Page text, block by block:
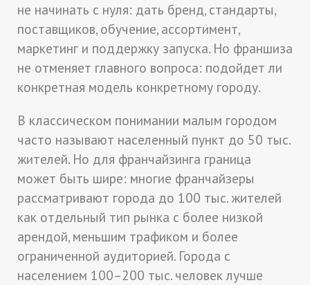
не начинать с нуля: дать бренд, стандарты,
поставщиков, обучение, ассортимент,
маркетинг и поддержку запуска. Но франшиза
не отменяет главного вопроса: подойдет ли
конкретная модель конкретному городу.
В классическом понимании малым городом
часто называют населенный пункт до 50 тыс.
жителей. Но для франчайзинга граница
может быть шире: многие франчайзеры
рассматривают города до 100 тыс. жителей
как отдельный тип рынка с более низкой
арендой, меньшим трафиком и более
ограниченной аудиторией. Города с
населением 100–200 тыс. человек лучше